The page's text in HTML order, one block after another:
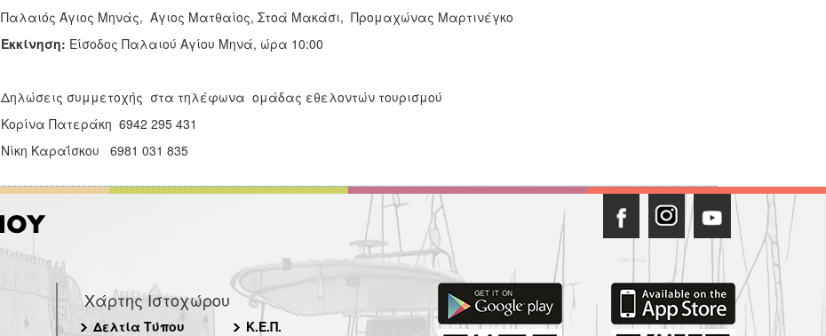
Παλαιός Άγιος Μηνάς, Άγιος Ματθαίος, Στοά Μακάσι, Προμαχώνας Μαρτινέγκο
Εκκίνηση: Είσοδος Παλαιού Αγίου Μηνά, ώρα 10:00
Δηλώσεις συμμετοχής στα τηλέφωνα ομάδας εθελοντών τουρισμού
Κορίνα Πατεράκη 6942 295 431
Νίκη Καραΐσκου 6981 031 835
Χάρτης Ιστοχώρου
Δελτία Τύπου
Κ.Ε.Π.